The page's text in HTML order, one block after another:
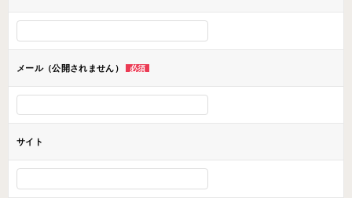
ョ
ン
メール（公開されません） 必須
サイト